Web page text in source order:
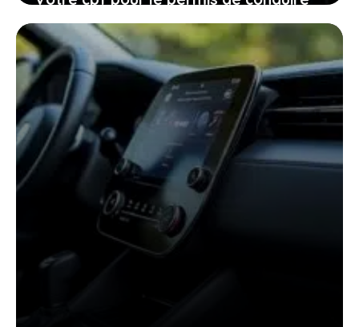
expire en 2026, ne laissez pas filer
cette ultime chance
27 janvier 2026